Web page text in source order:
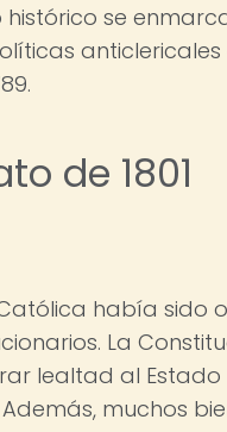
histórico se
de 1801
había sido
La
lealtad al
muchos